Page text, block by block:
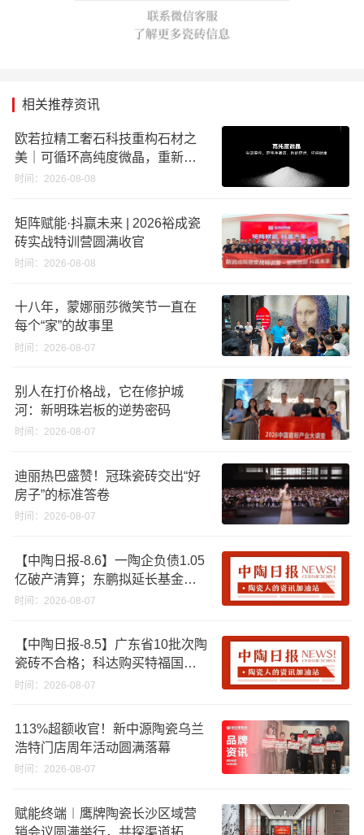
相关推荐资讯
欧若拉精工奢石科技重构石材之
美｜可循环高纯度微晶，重新定
义高端奢石原料
时间：2026-08-08
矩阵赋能·抖赢未来 | 2026裕成瓷
砖实战特训营圆满收官
时间：2026-08-08
十八年，蒙娜丽莎微笑节一直在
每个“家”的故事里
时间：2026-08-07
别人在打价格战，它在修护城
河：新明珠岩板的逆势密码
时间：2026-08-07
迪丽热巴盛赞！冠珠瓷砖交出“好
房子”的标准答卷
时间：2026-08-07
【中陶日报-8.6】一陶企负债1.05
亿破产清算；东鹏拟延长基金投
资期限；工信部开展建陶行业能
时间：2026-08-07
【中陶日报-8.5】广东省10批次陶
瓷砖不合格；科达购买特福国际
股份申请未通过；蒙娜丽莎5千万
破18亿元
时间：2026-08-07
113%超额收官！新中源陶瓷乌兰
浩特门店周年活动圆满落幕
时间：2026-08-07
赋能终端︱鹰牌陶瓷长沙区域营
销会议圆满举行，共探渠道拓展